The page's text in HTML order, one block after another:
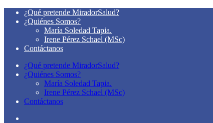
¿Qué pretende MiradorSalud?
¿Quiénes Somos?
María Soledad Tapia.
Irene Pérez Schael (MSc)
Contáctanos
¿Qué pretende MiradorSalud?
¿Quiénes Somos?
María Soledad Tapia.
Irene Pérez Schael (MSc)
Contáctanos